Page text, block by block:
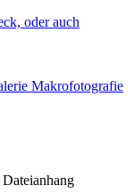
oder auch
Makrofotografie
Dateianhang